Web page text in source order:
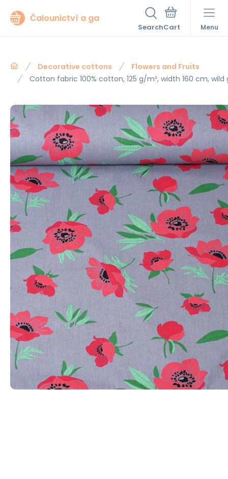
Čalounictví a ga
Search Menu
Decorative cottons
Flowers and Fruits
Cotton fabric 100% cotton, 125 g/m², width 160 cm,